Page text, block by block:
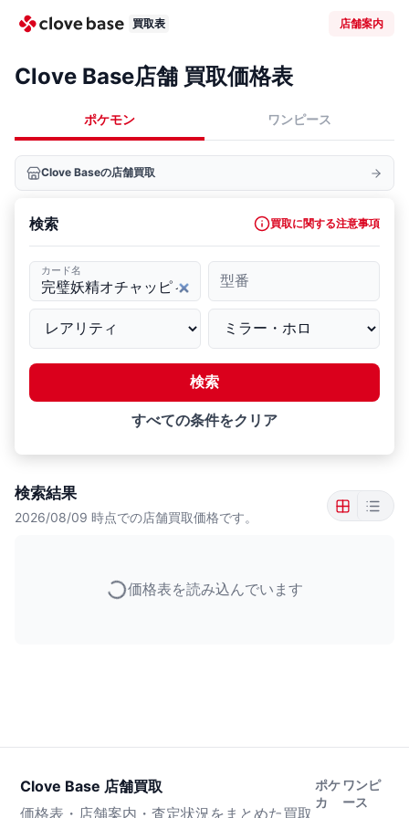
買取表 店舗案内
Clove Base店舗 買取価格表
ポケモン ワンピース
Clove Baseの店舗買取
検索 買取に関する注意事項
カード名
型番
検索
すべての条件をクリア
検索結果
2026/08/09 時点での店舗買取価格です。
価格表を読み込んでいます
Clove Base 店舗買取
価格表・店舗案内・査定状況をまとめた買取
ポケ
カ
ワンピ
ース